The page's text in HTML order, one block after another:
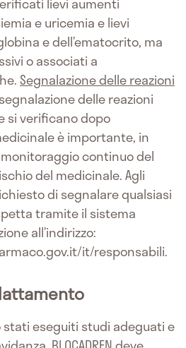
e uricemia e lievi
e dell’ematocrito, ma
o associati a
Segnalazione delle reazioni
delle reazioni
si verificano dopo
è importante, in
continuo del
del medicinale. Agli
di segnalare qualsiasi
tramite il sistema
all’indirizzo:
it/responsabili.
stati eseguiti studi adeguati e